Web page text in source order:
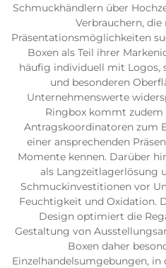
Schmuckhändlern über
Verbrauchern,
Präsentationsmöglichkeiten
Boxen als Teil ihrer
häufig individuell mit Logos,
und besonderen
Unternehmenswerte
Ringbox kommt zudem
Antragskoordinatoren zum
einer ansprechenden
Momente kennen. Darüber
als Langzeitlagerlösung
Schmuckinvestitionen vor
Feuchtigkeit und Oxidation.
Design optimiert die
Gestaltung von
Boxen daher
Einzelhandelsumgebungen, in